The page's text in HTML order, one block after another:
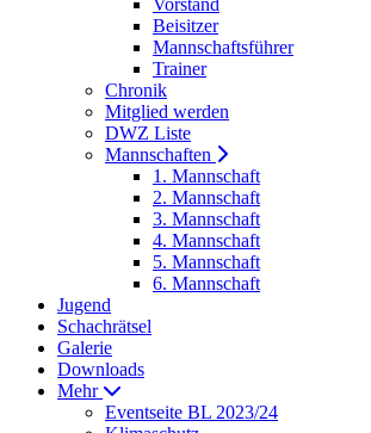
Vorstand
Beisitzer
Mannschaftsführer
Trainer
Chronik
Mitglied werden
DWZ Liste
Mannschaften
1. Mannschaft
2. Mannschaft
3. Mannschaft
4. Mannschaft
5. Mannschaft
6. Mannschaft
Jugend
Schachrätsel
Galerie
Downloads
Mehr
Eventseite BL 2023/24